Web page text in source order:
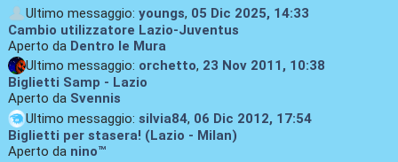
Ultimo messaggio: youngs, 05 Dic 2025, 14:33
Cambio utilizzatore Lazio-Juventus
Aperto da Dentro le Mura
Ultimo messaggio: orchetto, 23 Nov 2011, 10:38
Biglietti Samp - Lazio
Aperto da Svennis
Ultimo messaggio: silvia84, 06 Dic 2012, 17:54
Biglietti per stasera! (Lazio - Milan)
Aperto da nino™